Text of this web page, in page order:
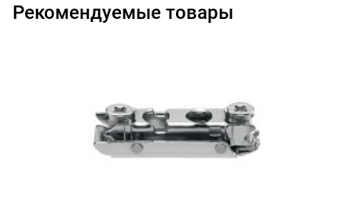
Рекомендуемые товары